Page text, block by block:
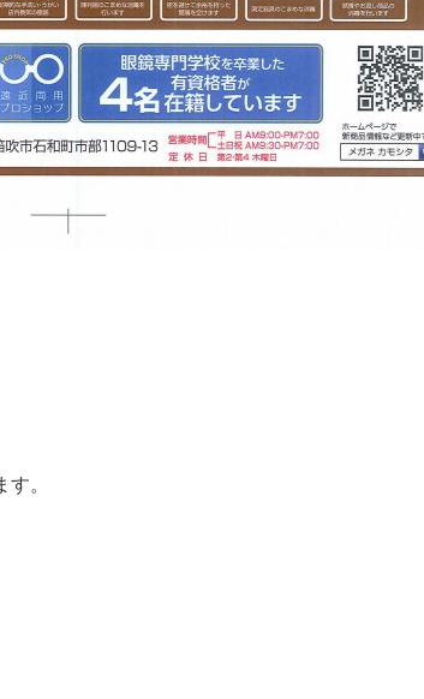
」にお答えします。
今なら無料!!
ください。